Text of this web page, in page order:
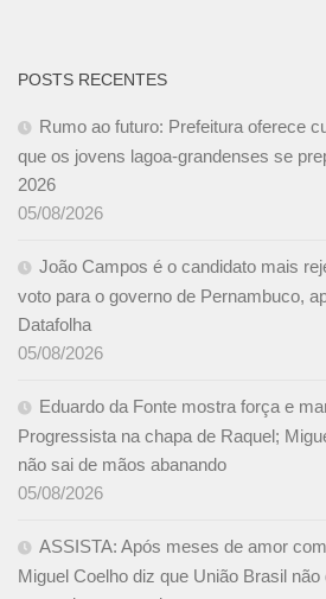
POSTS RECENTES
Rumo ao futuro: Prefeitura oferece
que os jovens lagoa-grandenses se
2026
05/08/2026
João Campos é o candidato mais
voto para o governo de Pernambuco,
Datafolha
05/08/2026
Eduardo da Fonte mostra força e
Progressista na chapa de Raquel;
não sai de mãos abanando
05/08/2026
ASSISTA: Após meses de amor
Miguel Coelho diz que União Brasil